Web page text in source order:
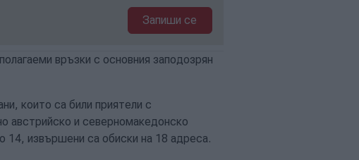
Запиши се
връзки с основния заподозрян
които са били приятели с
австрийско и северномакедонско
14, извършени са обиски на 18 адреса.